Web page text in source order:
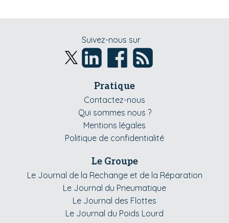
Suivez-nous sur
Pratique
Contactez-nous
Qui sommes nous ?
Mentions légales
Politique de confidentialité
Le Groupe
Le Journal de la Rechange et de la Réparation
Le Journal du Pneumatique
Le Journal des Flottes
Le Journal du Poids Lourd